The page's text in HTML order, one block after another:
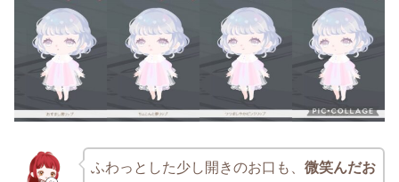
ふわっとした少し開きのお口も、 微笑んだお